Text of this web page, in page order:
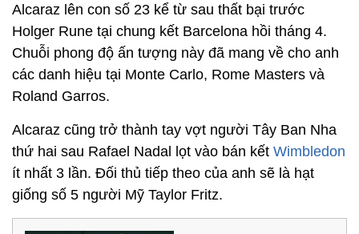
Alcaraz lên con số 23 kể từ sau thất bại trước
Holger Rune tại chung kết Barcelona hồi tháng 4.
Chuỗi phong độ ấn tượng này đã mang về cho anh
các danh hiệu tại Monte Carlo, Rome Masters và
Roland Garros.
Alcaraz cũng trở thành tay vợt người Tây Ban Nha
thứ hai sau Rafael Nadal lọt vào bán kết Wimbledon
ít nhất 3 lần. Đối thủ tiếp theo của anh sẽ là hạt
giống số 5 người Mỹ Taylor Fritz.